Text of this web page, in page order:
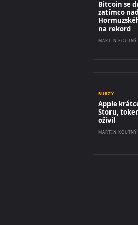
Bitcoin se
zatímco
na rekord
MARTIN KOUTNÝ
BURZY
Apple
Storu,
oživil
MARTIN KOUTNÝ